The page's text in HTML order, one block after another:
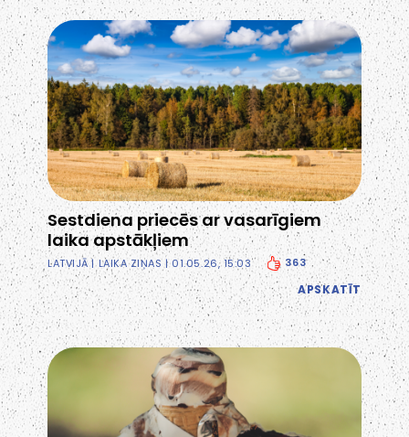
Sestdiena priecēs ar vasarīgiem
laika apstākļiem
LATVIJĀ|LAIKA ZIŅAS| 01.05.26, 15:03 363
APSKATĪT